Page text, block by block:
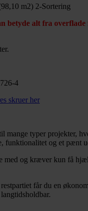
m2) 2-Sortering
betyde alt fra
4
skruer her
mange typer projekter,
funktionalitet og et pænt
med og kræver kun få
får du en